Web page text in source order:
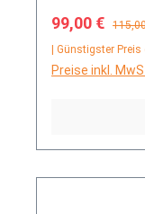
99,00 €
| Günstigster
Preise inkl.